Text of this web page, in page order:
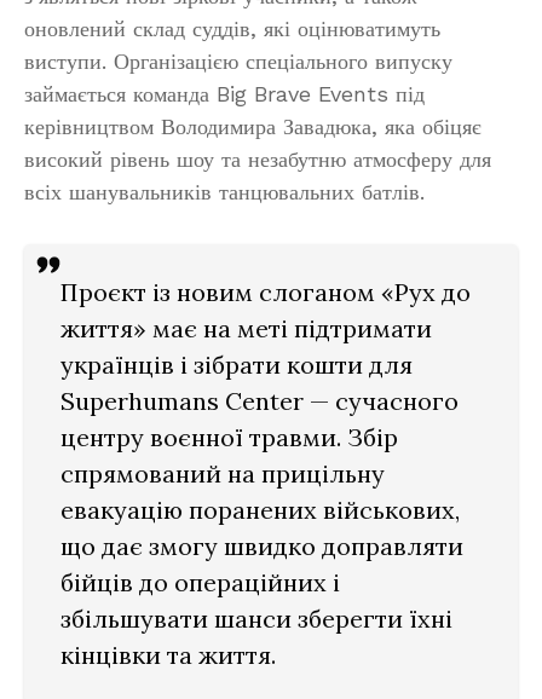
оновлений склад суддів, які оцінюватимуть
виступи. Організацією спеціального випуску
займається команда Big Brave Events під
керівництвом Володимира Завадюка, яка обіцяє
високий рівень шоу та незабутню атмосферу для
всіх шанувальників танцювальних батлів.
Проєкт із новим слоганом «Рух до
життя» має на меті підтримати
українців і зібрати кошти для
Superhumans Center — сучасного
центру воєнної травми. Збір
спрямований на прицільну
евакуацію поранених військових,
що дає змогу швидко доправляти
бійців до операційних і
збільшувати шанси зберегти їхні
кінцівки та життя.